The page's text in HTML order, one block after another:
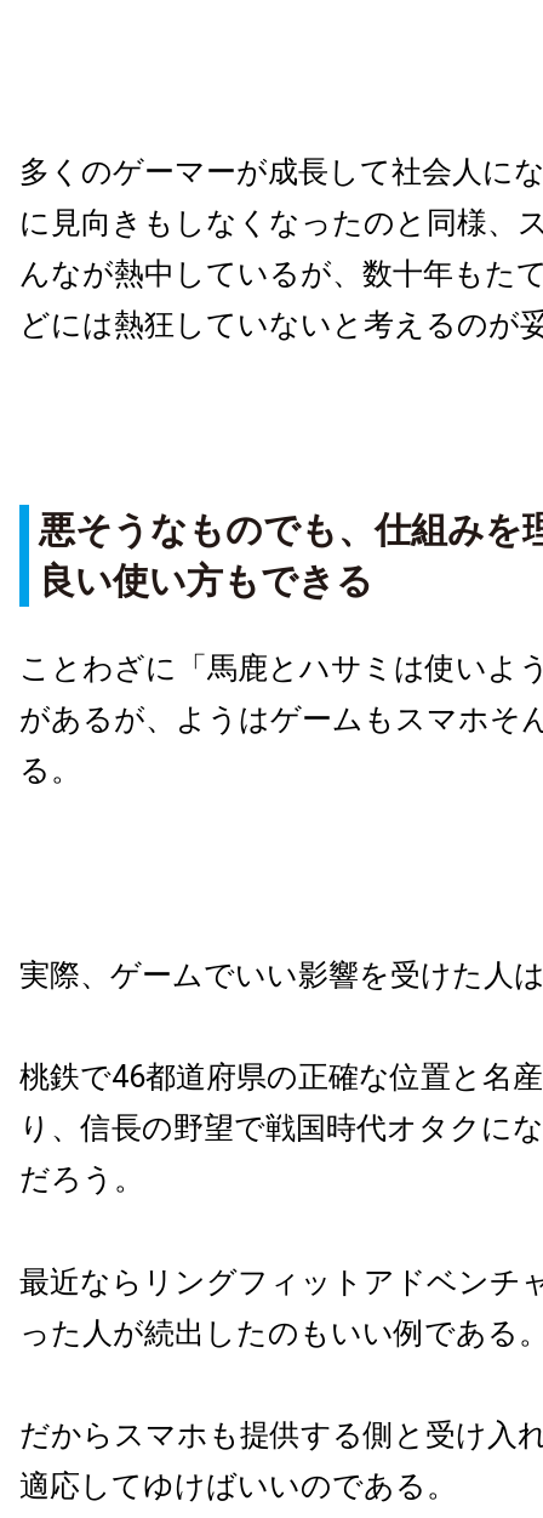
多くのゲーマーが成長して社会人に
に見向きもしなくなったのと同様、
んなが熱中しているが、数十年もた
どには熱狂していないと考えるのが
悪そうなものでも、仕組みを
良い使い方もできる
ことわざに「馬鹿とハサミは使いよ
があるが、ようはゲームもスマホそ
る。
実際、ゲームでいい影響を受けた人
桃鉄で46都道府県の正確な位置と名
り、信長の野望で戦国時代オタクに
だろう。
最近ならリングフィットアドベンチ
った人が続出したのもいい例である
だからスマホも提供する側と受け入
適応してゆけばいいのである。